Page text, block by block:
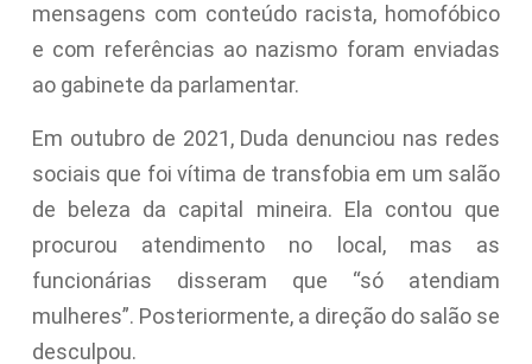
mensagens com conteúdo racista, homofóbico
e com referências ao nazismo foram enviadas
ao gabinete da parlamentar.
Em outubro de 2021, Duda denunciou nas redes
sociais que foi vítima de transfobia em um salão
de beleza da capital mineira. Ela contou que
procurou atendimento no local, mas as
funcionárias disseram que “só atendiam
mulheres”. Posteriormente, a direção do salão se
desculpou.